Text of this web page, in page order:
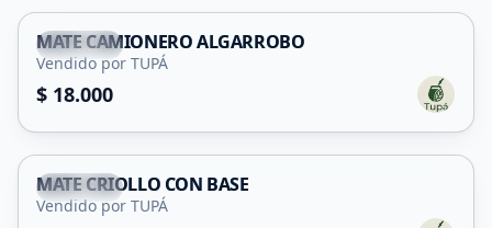
Capital
MATE CAMIONERO ALGARROBO
Vendido por TUPÁ
$ 18.000
Capital
MATE CRIOLLO CON BASE
Vendido por TUPÁ